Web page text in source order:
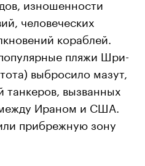
изношенности
человеческих
кораблей.
пляжи Шри-
выбросило мазут,
танкеров, вызванных
Ираном и США.
прибрежную зону